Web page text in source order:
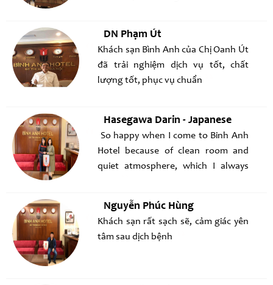
DN Phạm Út
Khách sạn Bình Anh của Chị Oanh Út
đã trải nghiệm dịch vụ tốt, chất
lượng tốt, phục vụ chuẩn
Hasegawa Darin - Japanese
So happy when I come to Binh Anh
Hotel because of clean room and
quiet atmosphere, which I always
Nguyễn Phúc Hùng
Khách sạn rất sạch sẽ, cảm giác yên
tâm sau dịch bệnh